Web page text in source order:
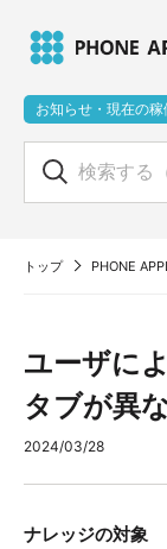
お知らせ・現在の稼
トップ PHONE
ユーザに
タブが異
2024/03/28
ナレッジの対象